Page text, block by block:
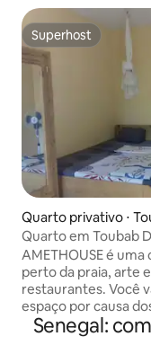
Superhost
Superhost
Quarto privativo ⋅
lao
Quarto em Toubab
25 min do aeroporto
AMETHOUSE é
perto da praia, arte
restaurantes. Você
espaço por causa
livre,o jardim e a
quartos são
Senegal: